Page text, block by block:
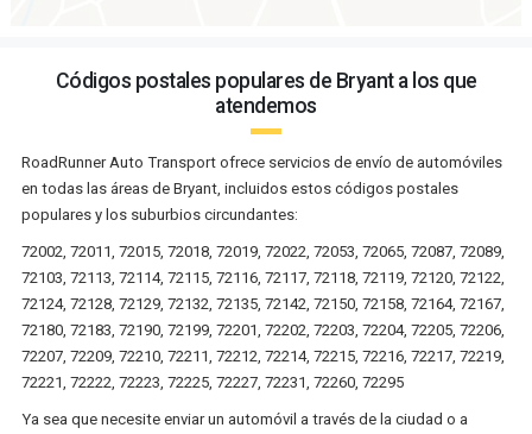
Códigos postales populares de Bryant a los que
atendemos
RoadRunner Auto Transport ofrece servicios de envío de automóviles
en todas las áreas de Bryant, incluidos estos códigos postales
populares y los suburbios circundantes:
72002, 72011, 72015, 72018, 72019, 72022, 72053, 72065, 72087, 72089,
72103, 72113, 72114, 72115, 72116, 72117, 72118, 72119, 72120, 72122,
72124, 72128, 72129, 72132, 72135, 72142, 72150, 72158, 72164, 72167,
72180, 72183, 72190, 72199, 72201, 72202, 72203, 72204, 72205, 72206,
72207, 72209, 72210, 72211, 72212, 72214, 72215, 72216, 72217, 72219,
72221, 72222, 72223, 72225, 72227, 72231, 72260, 72295
Ya sea que necesite enviar un automóvil a través de la ciudad o a